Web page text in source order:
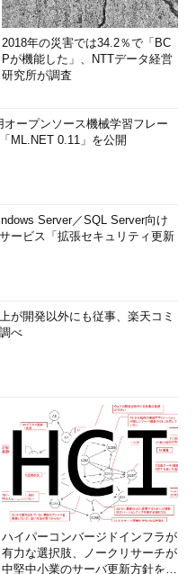
2018年の災害では34.2％で「BC
Pが機能した」、NTTデータ経営
研究所が調査
オープンソース機械学習フレー
ML.NET 0.11」を公開
Server／SQL Server向け
ービス「拡張セキュリティ更新
が開発以外にも従事、楽天コミ
べ
ハイパーコンバージドインフラが
有力な選択肢、ノークリサーチが
中堅中小業のサーバ更新方針を調